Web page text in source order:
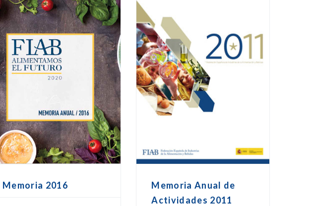
Memoria 2016
Memoria Anual de
Actividades 2011